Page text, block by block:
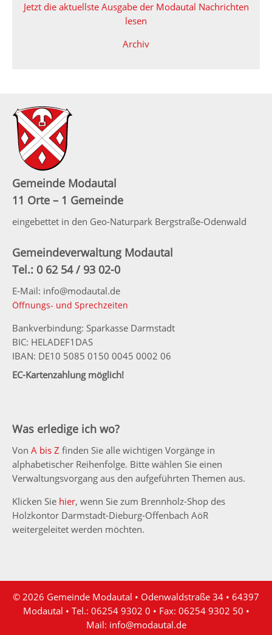
Jetzt die aktuellste Ausgabe der Modautal Nachrichten
lesen
Archiv
Gemeinde Modautal
11 Orte – 1 Gemeinde
eingebettet in den Geo-Naturpark Bergstraße-Odenwald
Gemeindeverwaltung Modautal
Tel.: 0 62 54 / 93 02-0
E-Mail: info@modautal.de
Öffnungs- und Sprechzeiten
Bankverbindung: Sparkasse Darmstadt
BIC: HELADEF1DAS
IBAN: DE10 5085 0150 0045 0002 06
EC-Kartenzahlung möglich!
Was erledige ich wo?
Von A bis Z finden Sie alle wichtigen Vorgänge in
alphabetischer Reihenfolge. Bitte wählen Sie einen
Verwaltungsvorgang aus den aufgeführten Themen aus.
Klicken Sie hier, wenn Sie zum Brennholz-Shop des
Holzkontor Darmstadt-Dieburg-Offenbach AöR
weitergeleitet werden möchten.
© 2026 Gemeinde Modautal • Odenwaldstraße 34 • 64397
Modautal • Tel.: 06254 9302 0 • Fax: 06254 9302 50 •
Mail: info@modautal.de